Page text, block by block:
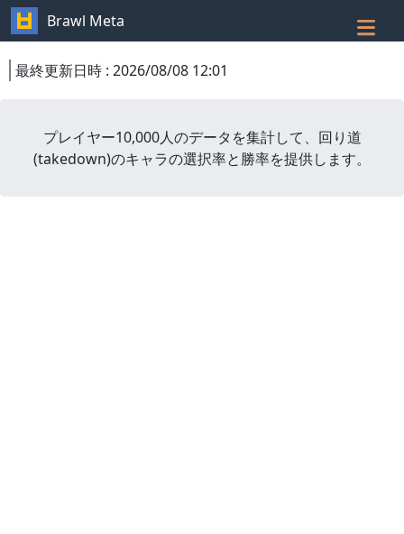
Brawl Meta
最終更新日時 : 2026/08/08 12:01
プレイヤー10,000人のデータを集計して、 回り道
(takedown)のキャラの選択率と勝率を提供します。